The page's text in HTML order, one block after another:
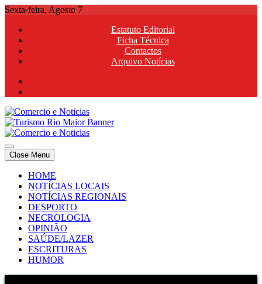
Skip
content
Sexta-feira, Agosto 7
Estatuto Editorial
Ficha Técnica
Contactos
Arquivo Notícias
Comercio e Noticias
Notícias e Publicidade Online
Comercio e Noticias
Notícias e Publicidade Online
Close Menu
HOME
NOTÍCIAS LOCAIS
NOTÍCIAS REGIONAIS
DESPORTO
NECROLOGIA
OPINIÃO
SAÚDE/LAZER
ESCRITURAS
HUMOR